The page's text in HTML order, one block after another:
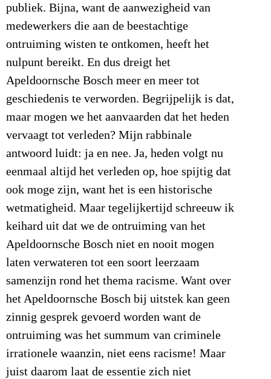
publiek. Bijna, want de aanwezigheid van
medewerkers die aan de beestachtige
ontruiming wisten te ontkomen, heeft het
nulpunt bereikt. En dus dreigt het
Apeldoornsche Bosch meer en meer tot
geschiedenis te verworden. Begrijpelijk is dat,
maar mogen we het aanvaarden dat het heden
vervaagt tot verleden? Mijn rabbinale
antwoord luidt: ja en nee. Ja, heden volgt nu
eenmaal altijd het verleden op, hoe spijtig dat
ook moge zijn, want het is een historische
wetmatigheid. Maar tegelijkertijd schreeuw ik
keihard uit dat we de ontruiming van het
Apeldoornsche Bosch niet en nooit mogen
laten verwateren tot een soort leerzaam
samenzijn rond het thema racisme. Want over
het Apeldoornsche Bosch bij uitstek kan geen
zinnig gesprek gevoerd worden want de
ontruiming was het summum van criminele
irrationele waanzin, niet eens racisme! Maar
juist daarom laat de essentie zich niet